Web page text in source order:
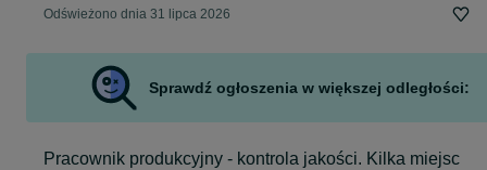
Odświeżono dnia 31 lipca 2026
Sprawdź ogłoszenia w większej odległości:
Pracownik produkcyjny - kontrola jakości. Kilka miejsc